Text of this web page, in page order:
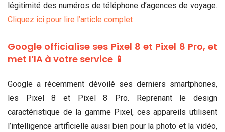
légitimité des numéros de téléphone d’agences de voyage.
Cliquez ici pour lire l’article complet
Google officialise ses Pixel 8 et Pixel 8 Pro, et
met l’IA à votre service 📱
Google a récemment dévoilé ses derniers smartphones,
les Pixel 8 et Pixel 8 Pro. Reprenant le design
caractéristique de la gamme Pixel, ces appareils utilisent
l’intelligence artificielle aussi bien pour la photo et la vidéo,